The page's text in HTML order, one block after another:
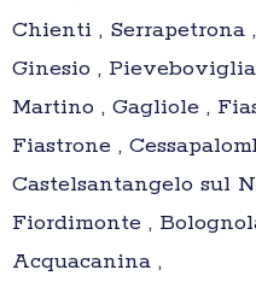
Chienti , Serrapetrona
Ginesio ,
Martino , Gagliole ,
Fiastrone ,
Castelsantangelo sul
Fiordimonte ,
Acquacanina ,